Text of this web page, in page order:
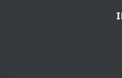
JOSé DE RIBAMAR